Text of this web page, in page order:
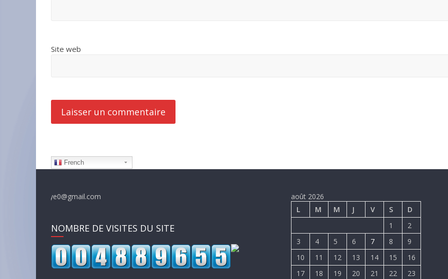
Site web
French
Conçu par Koulbytech Création, pour tout contact :
NOMBRE DE VISITES DU SITE
août 2026
L
M M J V S
D
1
2
3
4 5 6 7 8
9
10
11 12 13 14 15
16
17
18 19 20 21 22 23